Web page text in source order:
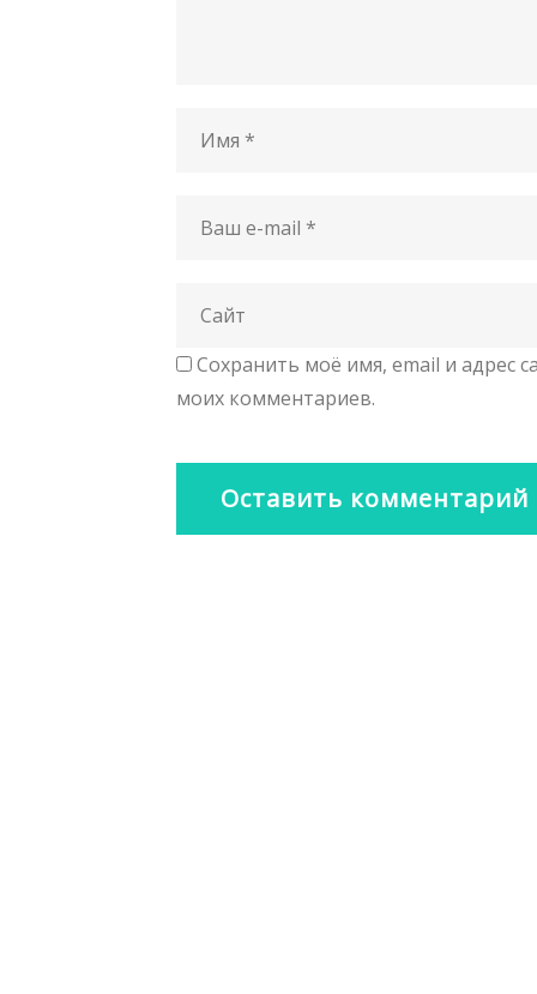
Сохранить моё имя, email и адрес
моих комментариев.